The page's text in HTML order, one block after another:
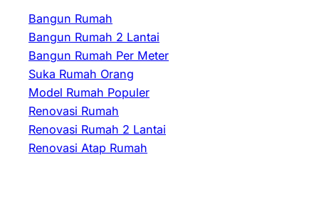
Bangun Rumah
Bangun Rumah 2 Lantai
Bangun Rumah Per Meter
Suka Rumah Orang
Model Rumah Populer
Renovasi Rumah
Renovasi Rumah 2 Lantai
Renovasi Atap Rumah